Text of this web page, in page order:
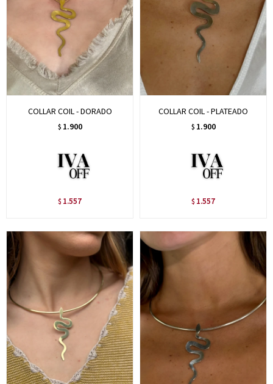
COLLAR COIL - DORADO
$ 1.900
$ 1.557
COLLAR COIL - PLATEADO
$ 1.900
$ 1.557